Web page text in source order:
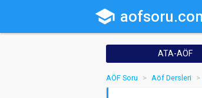
school
ATA-AÖF
AÖF Soru Aöf Dersleri